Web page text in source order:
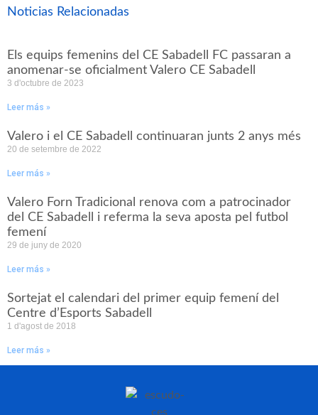
Noticias Relacionadas
Els equips femenins del CE Sabadell FC passaran a
anomenar-se oficialment Valero CE Sabadell
3 d'octubre de 2023
Leer más »
Valero i el CE Sabadell continuaran junts 2 anys més
20 de setembre de 2022
Leer más »
Valero Forn Tradicional renova com a patrocinador
del CE Sabadell i referma la seva aposta pel futbol
femení
29 de juny de 2020
Leer más »
Sortejat el calendari del primer equip femení del
Centre d’Esports Sabadell
1 d'agost de 2018
Leer más »